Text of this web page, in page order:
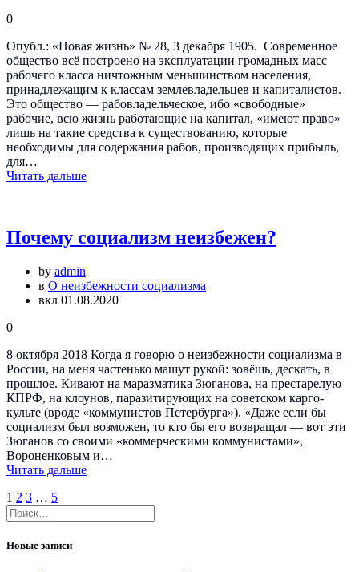
0
Опубл.: «Новая жизнь» № 28, 3 декабря 1905. Современное
общество всё построено на эксплуатации громадных масс
рабочего класса ничтожным меньшинством населения,
принадлежащим к классам землевладельцев и капиталистов.
Это общество — рабовладельческое, ибо «свободные»
рабочие, всю жизнь работающие на капитал, «имеют право»
лишь на такие средства к существованию, которые
необходимы для содержания рабов, производящих прибыль,
для…
Читать дальше
Почему социализм неизбежен?
by admin
в О неизбежности социализма
вкл 01.08.2020
0
8 октября 2018 Когда я говорю о неизбежности социализма в
России, на меня частенько машут рукой: зовёшь, дескать, в
прошлое. Кивают на маразматика Зюганова, на престарелую
КПРФ, на клоунов, паразитирующих на советском карго-
культе (вроде «коммунистов Петербурга»). «Даже если бы
социализм был возможен, то кто бы его возвращал — вот эти
Зюганов со своими «коммерческими коммунистами»,
Вороненковым и…
Читать дальше
Навигация
по
записям
Страница
1 Страница
2 Страница
3 … Страница
5
Найти:
Новые записи